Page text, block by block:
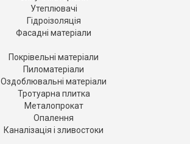
Утеплювачі
Гідроізоляція
Фасадні матеріали
Покрівельні матеріали
Пиломатеріали
Оздоблювальні матеріали
Тротуарна плитка
Металопрокат
Опалення
Каналізація і зливостоки